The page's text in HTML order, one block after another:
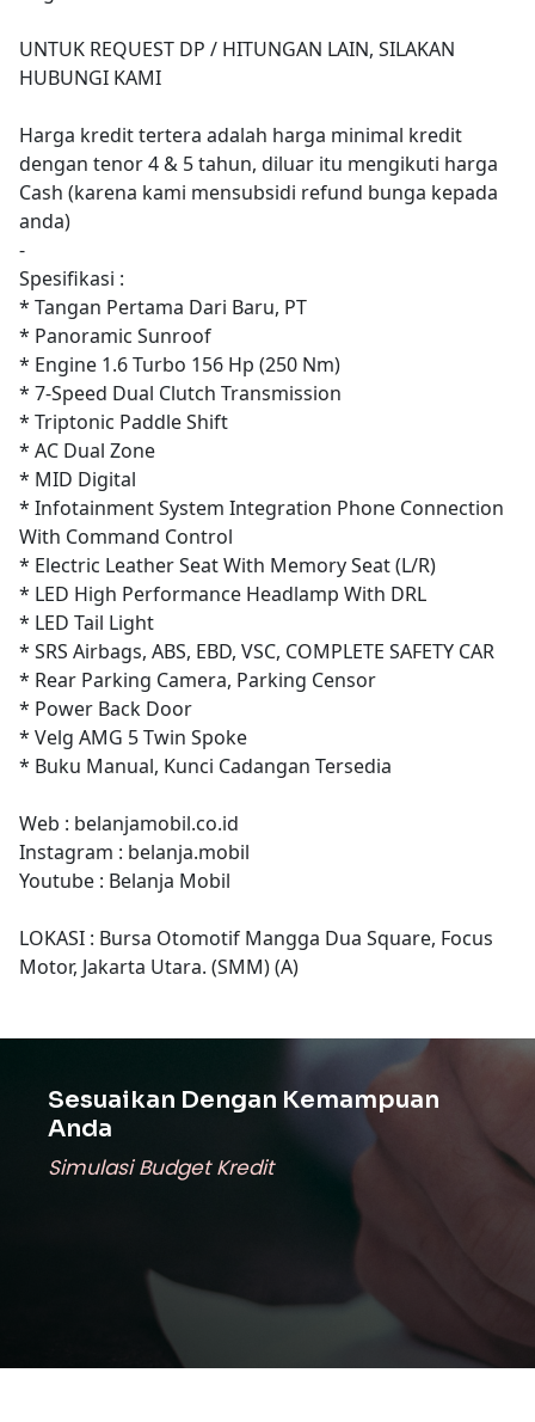
UNTUK REQUEST DP / HITUNGAN LAIN, SILAKAN
HUBUNGI KAMI
Harga kredit tertera adalah harga minimal kredit
dengan tenor 4 & 5 tahun, diluar itu mengikuti harga
Cash (karena kami mensubsidi refund bunga kepada
anda)
-
Spesifikasi :
* Tangan Pertama Dari Baru, PT
* Panoramic Sunroof
* Engine 1.6 Turbo 156 Hp (250 Nm)
* 7-Speed Dual Clutch Transmission
* Triptonic Paddle Shift
* AC Dual Zone
* MID Digital
* Infotainment System Integration Phone Connection
With Command Control
* Electric Leather Seat With Memory Seat (L/R)
* LED High Performance Headlamp With DRL
* LED Tail Light
* SRS Airbags, ABS, EBD, VSC, COMPLETE SAFETY CAR
* Rear Parking Camera, Parking Censor
* Power Back Door
* Velg AMG 5 Twin Spoke
* Buku Manual, Kunci Cadangan Tersedia
Web : belanjamobil.co.id
Instagram : belanja.mobil
Youtube : Belanja Mobil
LOKASI : Bursa Otomotif Mangga Dua Square, Focus
Motor, Jakarta Utara. (SMM) (A)
Sesuaikan Dengan Kemampuan
Anda
Simulasi Budget Kredit